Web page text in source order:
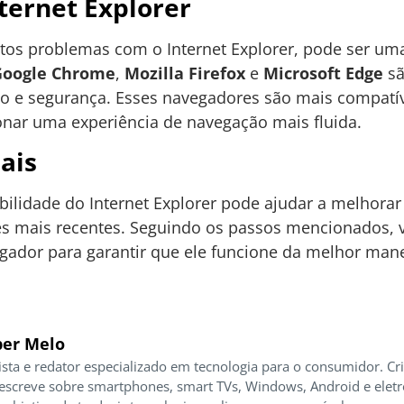
Explorer
problemas com o Internet Explorer, pode ser
Chrome, Mozilla Firefox e Microsoft Edge
e segurança. Esses navegadores são mais
uma experiência de navegação mais fluida.
do Internet Explorer pode ajudar a
mais recentes. Seguindo os passos
para garantir que ele funcione da melhor
Melo
e redator especializado em tecnologia para o consumidor.
sobre smartphones, smart TVs, Windows, Android e